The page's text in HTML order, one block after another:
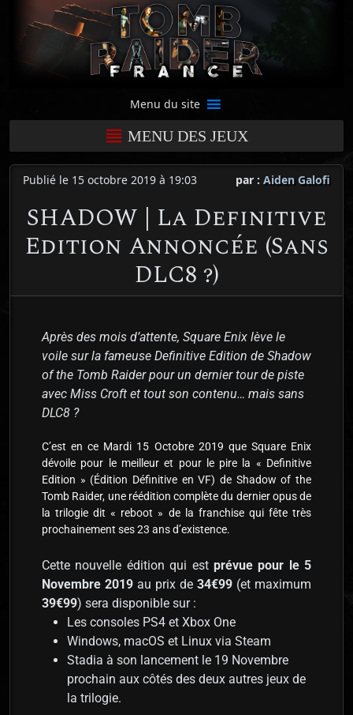
Menu du site
MENU DES JEUX
Publié le 15 octobre 2019 à 19:03 par : Aiden Galofi
SHADOW | La Definitive
Edition Annoncée (Sans
DLC8 ?)
Après des mois d’attente, Square Enix lève le
voile sur la fameuse Definitive Edition de Shadow
of the Tomb Raider pour un dernier tour de piste
avec Miss Croft et tout son contenu… mais sans
DLC8 ?
C’est en ce Mardi 15 Octobre 2019 que Square Enix
dévoile pour le meilleur et pour le pire la « Definitive
Edition » (Édition Définitive en VF) de Shadow of the
Tomb Raider, une réédition complète du dernier opus de
la trilogie dit « reboot » de la franchise qui fête très
prochainement ses 23 ans d’existence.
Cette nouvelle édition qui est prévue pour le 5
Novembre 2019 au prix de 34€99 (et maximum
39€99) sera disponible sur :
Les consoles PS4 et Xbox One
Windows, macOS et Linux via Steam
Stadia à son lancement le 19 Novembre
prochain aux côtés des deux autres jeux de
la trilogie.